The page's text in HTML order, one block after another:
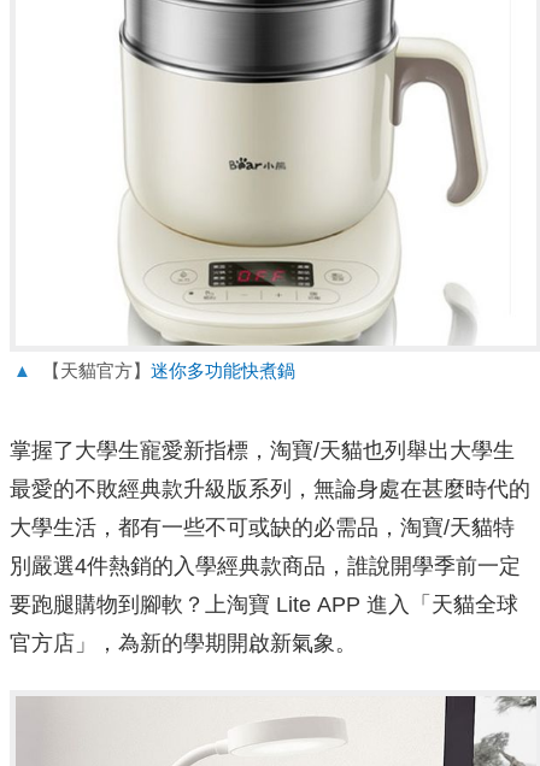
▲ 【天貓官方】 迷你多功能快煮鍋
掌握了大學生寵愛新指標，淘寶/天貓也列舉出大學生
最愛的不敗經典款升級版系列，無論身處在甚麼時代的
大學生活， 都有一些不可或缺的必需品，淘寶/天貓特
別嚴選4件熱銷的入學經典款商品， 誰說開學季前一定
要跑腿購物到腳軟？上淘寶 Lite APP 進入「天貓全球
官方店」，為新的學期開啟新氣象。